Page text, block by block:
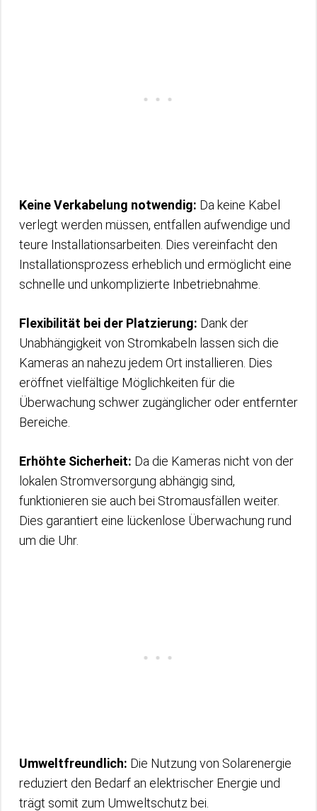
Keine Verkabelung notwendig: Da keine Kabel
verlegt werden müssen, entfallen aufwendige und
teure Installationsarbeiten. Dies vereinfacht den
Installationsprozess erheblich und ermöglicht eine
schnelle und unkomplizierte Inbetriebnahme.
Flexibilität bei der Platzierung: Dank der
Unabhängigkeit von Stromkabeln lassen sich die
Kameras an nahezu jedem Ort installieren. Dies
eröffnet vielfältige Möglichkeiten für die
Überwachung schwer zugänglicher oder entfernter
Bereiche.
Erhöhte Sicherheit: Da die Kameras nicht von der
lokalen Stromversorgung abhängig sind,
funktionieren sie auch bei Stromausfällen weiter.
Dies garantiert eine lückenlose Überwachung rund
um die Uhr.
Umweltfreundlich: Die Nutzung von Solarenergie
reduziert den Bedarf an elektrischer Energie und
trägt somit zum Umweltschutz bei.